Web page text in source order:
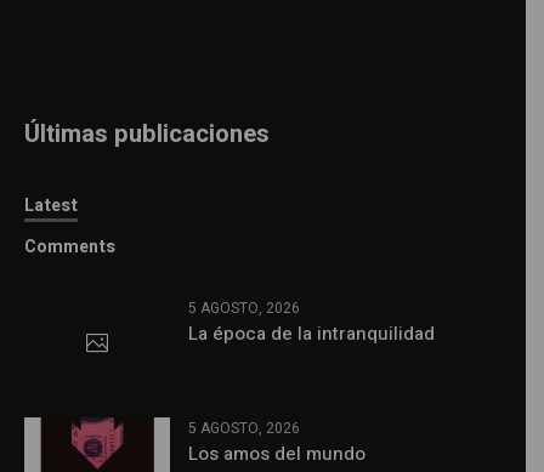
Últimas publicaciones
Latest
Comments
5 AGOSTO, 2026
La época de la intranquilidad
5 AGOSTO, 2026
Los amos del mundo